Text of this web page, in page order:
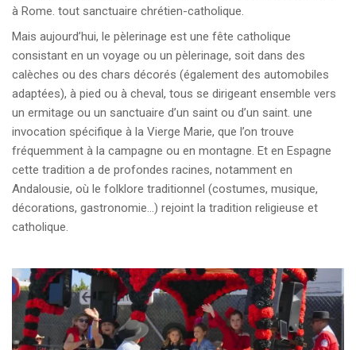
à Rome. tout sanctuaire chrétien-catholique.
Mais aujourd’hui, le pèlerinage est une fête catholique
consistant en un voyage ou un pèlerinage, soit dans des
calèches ou des chars décorés (également des automobiles
adaptées), à pied ou à cheval, tous se dirigeant ensemble vers
un ermitage ou un sanctuaire d’un saint ou d’un saint. une
invocation spécifique à la Vierge Marie, que l’on trouve
fréquemment à la campagne ou en montagne. Et en Espagne
cette tradition a de profondes racines, notamment en
Andalousie, où le folklore traditionnel (costumes, musique,
décorations, gastronomie…) rejoint la tradition religieuse et
catholique.